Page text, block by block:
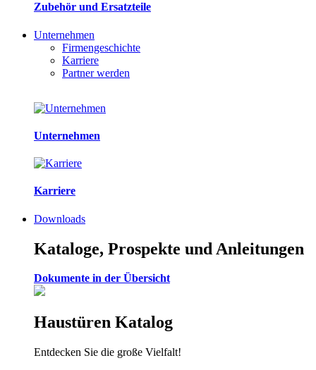
Zubehör und Ersatzteile
Unternehmen
Firmengeschichte
Karriere
Partner werden
Unternehmen
Karriere
Downloads
Kataloge, Prospekte und Anleitungen
Dokumente in der Übersicht
Haustüren Katalog
Entdecken Sie die große Vielfalt!